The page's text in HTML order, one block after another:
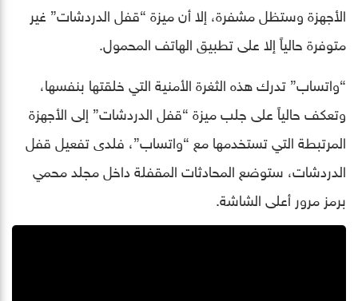
الأجهزة وستظل مشفرة، إلا أن ميزة “قفل الدردشات” غير
متوفرة حالياً إلا على تطبيق الهاتف المحمول.
“واتساب” تدرك هذه الثغرة الأمنية التي خلقتها بنفسها،
وتعكف حالياً على جلب ميزة “قفل الدردشات” إلى الأجهزة
المرتبطة التي تستخدمها مع “واتساب”، فلدى تفعيل قفل
الدردشات، ستوضع المحادثات المقفلة داخل مجلد محمي
برمز مرور أعلى الشاشة.